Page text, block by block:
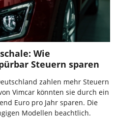
Wie
Steuern sparen
zahlen mehr Steuern
Vimcar könnten sie durch ein
Euro pro Jahr sparen. Die
Modellen beachtlich.